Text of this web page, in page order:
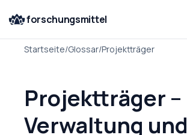
forschungsmittel
Startseite/Glossar/Projektträger
Projektträger –
Verwaltung und